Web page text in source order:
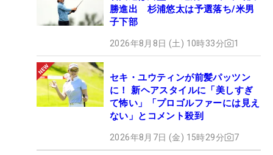
勝進出 杉浦悠太は予選落ち/米男
子下部
2026年8月8日 (土) 10時33分 1
セキ・ユウティンが前髪パッツン
に！ 新ヘアスタイルに「美しすぎ
て怖い」「プロゴルファーには見え
ない」とコメント殺到
2026年8月7日 (金) 15時29分 7